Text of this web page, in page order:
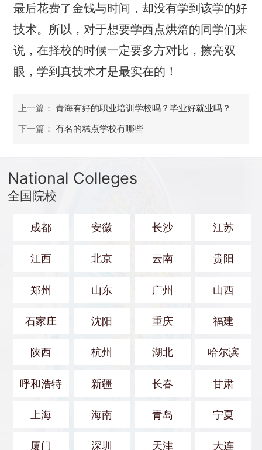
最后花费了金钱与时间，却没有学到该学的好
技术。所以，对于想要学西点烘焙的同学们来
说，在择校的时候一定要多方对比，擦亮双
眼，学到真技术才是最实在的！
上一篇： 青海有好的职业培训学校吗？毕业好就业吗？
下一篇： 有名的糕点学校有哪些
National Colleges
全国院校
成都 安徽 长沙 江苏
江西 北京 云南 贵阳
郑州 山东 广州 山西
石家庄 沈阳 重庆 福建
陕西 杭州 湖北 哈尔滨
呼和浩特 新疆 长春 甘肃
上海 海南 青岛 宁夏
厦门 深圳 天津 大连